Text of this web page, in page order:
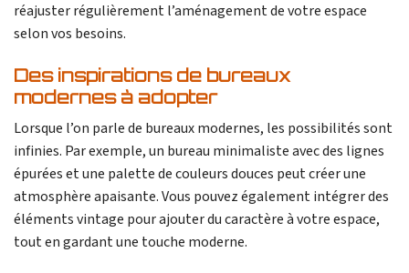
réajuster régulièrement l’aménagement de votre espace
selon vos besoins.
Des inspirations de bureaux
modernes à adopter
Lorsque l’on parle de bureaux modernes, les possibilités sont
infinies. Par exemple, un bureau minimaliste avec des lignes
épurées et une palette de couleurs douces peut créer une
atmosphère apaisante. Vous pouvez également intégrer des
éléments vintage pour ajouter du caractère à votre espace,
tout en gardant une touche moderne.